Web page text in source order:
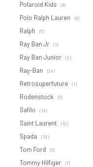
Polaroid Kids (9)
Polo Ralph Lauren (6)
Ralph (5)
Ray Ban Jr (1)
Ray Ban Junior (2)
Ray-Ban (24)
Retrosuperfuture (1)
Rodenstock (5)
Safilo (14)
Saint Laurent (12)
Spada (10)
Tom Ford (5)
Tommy Hilfiger (7)